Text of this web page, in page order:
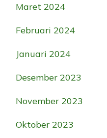
Maret 2024
Februari 2024
Januari 2024
Desember 2023
November 2023
Oktober 2023